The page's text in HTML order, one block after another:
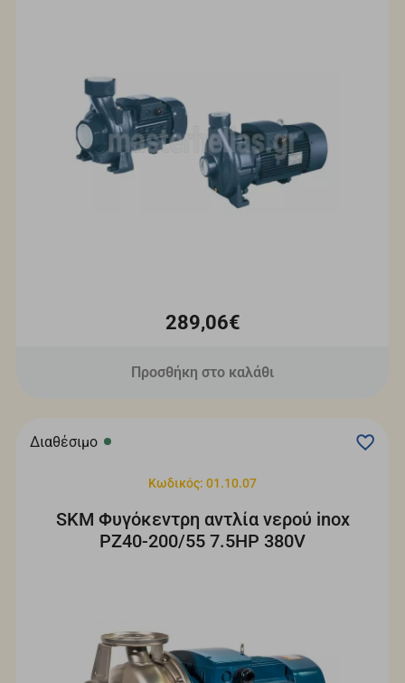
289,06€
Προσθήκη στο καλάθι
Διαθέσιμο
Κωδικός: 01.10.07
SKM Φυγόκεντρη αντλία νερού inox
PZ40-200/55 7.5HP 380V